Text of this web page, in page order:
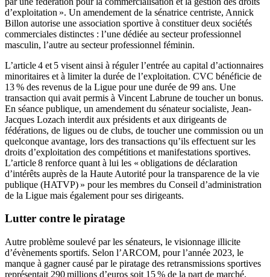
d’exploitation ». Un amendement de la sénatrice centriste, Annick
Billon autorise une association sportive à constituer deux sociétés
commerciales distinctes : l’une dédiée au secteur professionnel
masculin, l’autre au secteur professionnel féminin.
L’article 4 et 5 visent ainsi à réguler l’entrée au capital d’actionnaires
minoritaires et à limiter la durée de l’exploitation. CVC bénéficie de
13 % des revenus de la Ligue pour une durée de 99 ans. Une
transaction qui avait permis à Vincent Labrune de toucher un bonus.
En séance publique, un amendement du sénateur socialiste, Jean-
Jacques Lozach interdit aux présidents et aux dirigeants de
fédérations, de ligues ou de clubs, de toucher une commission ou un
quelconque avantage, lors des transactions qu’ils effectuent sur les
droits d’exploitation des compétitions et manifestations sportives.
L’article 8 renforce quant à lui les « obligations de déclaration
d’intérêts auprès de la Haute Autorité pour la transparence de la vie
publique (HATVP) » pour les membres du Conseil d’administration
de la Ligue mais également pour ses dirigeants.
Lutter contre le piratage
Autre problème soulevé par les sénateurs, le visionnage illicite
d’évènements sportifs. Selon l’ARCOM, pour l’année 2023, le
manque à gagner causé par le piratage des retransmissions sportives
représentait 290 millions d’euros soit 15 % de la part de marché.